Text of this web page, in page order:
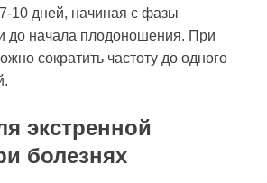
10 дней, начиная с фазы
до начала плодоношения. При
сократить частоту до одного
экстренной
болезнях